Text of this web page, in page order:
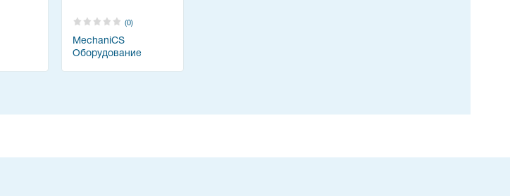
(0)
MechaniCS
Оборудование